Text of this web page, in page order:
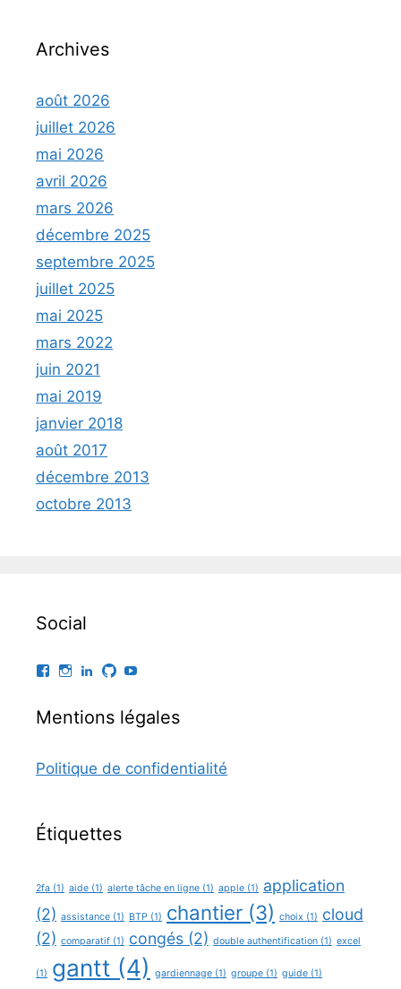
Archives
août 2026
juillet 2026
mai 2026
avril 2026
mars 2026
décembre 2025
septembre 2025
juillet 2025
mai 2025
mars 2022
juin 2021
mai 2019
janvier 2018
août 2017
décembre 2013
octobre 2013
Social
Facebook
Instagram
LinkedIn
GitHub
Mentions légales
Politique de confidentialité
Étiquettes
2fa (1) aide (1) alerte tâche en ligne (1) apple (1) application
(2) assistance (1) BTP (1) chantier (3) choix (1) cloud
(2) comparatif (1) congés (2) double authentification (1) excel
(1) gantt (4) gardiennage (1) groupe (1) guide (1)